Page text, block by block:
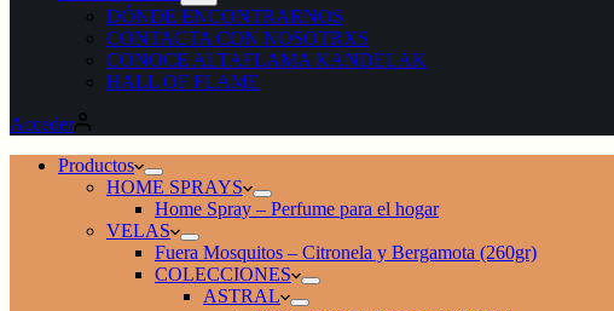
DÓNDE ENCONTRARNOS
CONTACTA CON NOSOTRXS
CONOCE ALTAFLAMA KANDELAK
HALL OF FLAME
Acceder
Productos
HOME SPRAYS
Home Spray – Perfume para el hogar
VELAS
Fuera Mosquitos – Citronela y Bergamota (260gr)
COLECCIONES
ASTRAL